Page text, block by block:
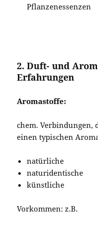
Pflanzenessenzen
2. Duft- und
Erfahrungen
Aromastoffe:
chem. Verbindungen,
einen typischen
natürliche
naturidentische
künstliche
Vorkommen: z.B.